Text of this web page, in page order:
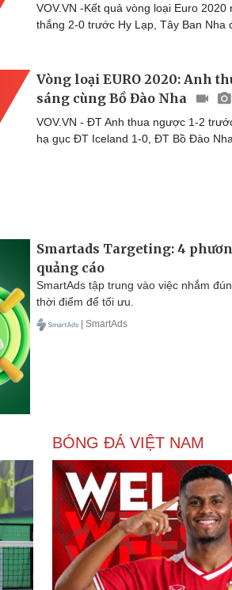
VOV.VN -Kết quả vòng loại Euro
thắng 2-0 trước Hy Lạp, Tây Ban Nha
Vòng loại EURO 2020: Anh
sáng cùng Bồ Đào Nha
VOV.VN - ĐT Anh thua ngược 1-2
hạ gục ĐT Iceland 1-0, ĐT Bồ Đào
Smartads Targeting: 4
quảng cáo
SmartAds tập trung vào việc nhắm
thời điểm để tối ưu.
| SmartAds
BÓNG ĐÁ VIỆT NAM